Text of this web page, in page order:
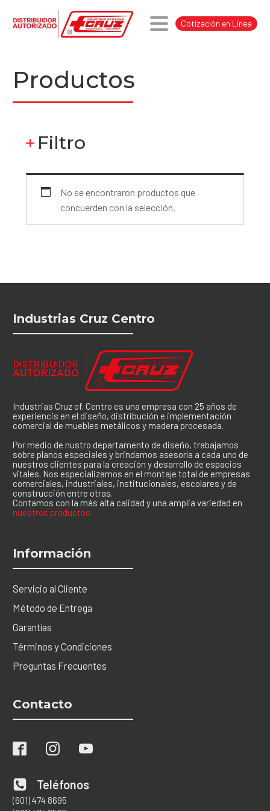
Cotización en Línea
Productos
Filtro
No se encontraron productos que
concuerden con la selección.
Industrias Cruz Centro
Industrias Cruz of. Centro es una empresa con 25 años de
experiencis en el diseño, distribución e implementación
comercial de muebles metálicos y madera procesada.
Por medio de nustro departamento de diseño, trabajamos
sobre planos especiales y brindamos asesoría a cada uno de
nuestros clientes para la creación y desarrollo de espacios
vitales. Nos especializamos en el montaje total de empresas
comerciales, industriales, institucionales, escolares y de
construcción entre otras.
Contamos con la más alta calidad y una amplia variedad en
nuestros productos.
Información
Servicio al Cliente
Método de Entrega
Garantías
Términos y Condiciones
Preguntas Frecuentes
Contacto
Teléfonos
(601) 474 8695